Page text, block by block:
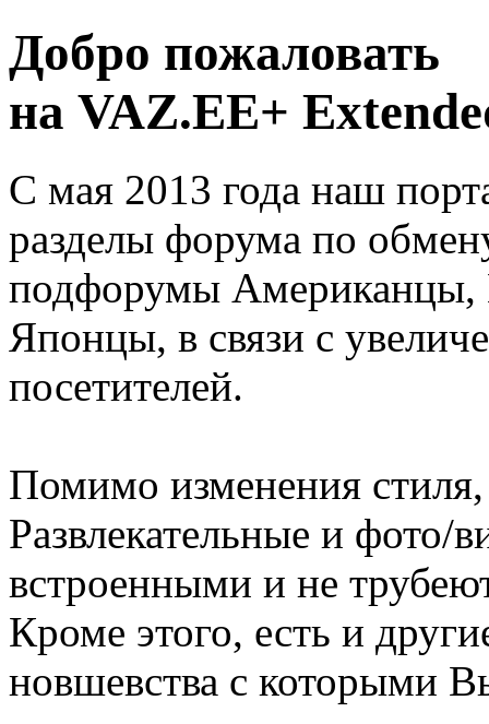
Добро пожаловать
на VAZ.EE+
С мая 2013 года наш
разделы форума по
подфорумы
Японцы, в связи с
посетителей.
Помимо изменения
Развлекательные и фото/
встроенными и не
Кроме этого, есть и
новшевства с которыми